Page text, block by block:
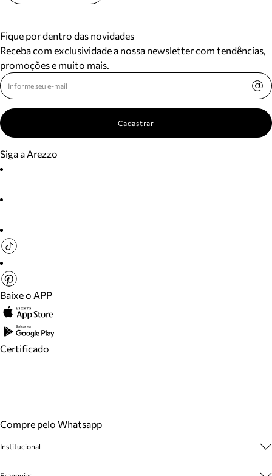
Fique por dentro das novidades
Receba com exclusividade a nossa newsletter com tendências,
promoções e muito mais.
Cadastrar
Siga a Arezzo
Baixe o APP
Certificado
Compre pelo Whatsapp
Institucional